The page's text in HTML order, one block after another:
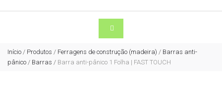
Início / Produtos / Ferragens de construção (madeira) / Barras anti-
pânico / Barras / Barra anti-pânico 1 Folha | FAST TOUCH